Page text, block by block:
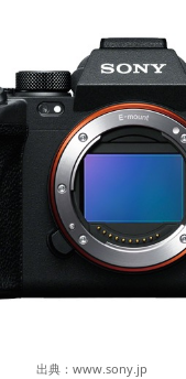
出典： www.sony.jp